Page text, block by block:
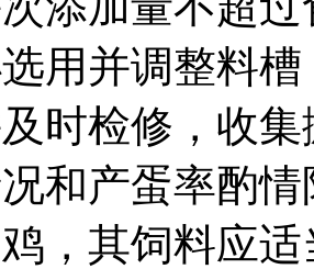
用并调整料
时检修，收
和产蛋率酌
，其饲料应